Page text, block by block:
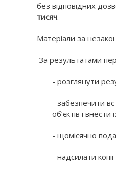
без відповідних
тисяч.
Матеріали за
За результатами
- розглянути
- забезпечити
об’єктів і
- щомісячно
- надсилати